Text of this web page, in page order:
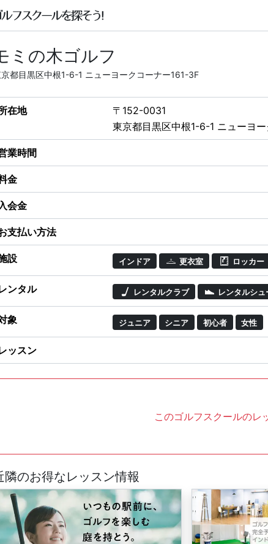
ミの木ゴルフ
都目黒区中根1-6-1 ニューヨークコーナー161-3F
在地
〒152-0031
東京都目黒区中根1-6-1 ニューヨ
業時間
金
会金
支払い方法
設 インドア 更衣室 ロッカー
ンタル レンタルクラブ レンタルシュ
象 ジュニア シニア 初心者 女性
ッスン
このゴルフスクールのレ
隣のお得なレッスン情報